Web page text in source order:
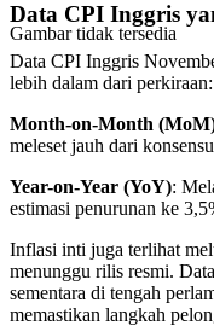
Gambar tidak tersedia
Data CPI Inggris
Data CPI Inggris
lebih dalam dari perkiraan:
Month-on-Month
meleset jauh dari
Year-on-Year (YoY):
estimasi penurunan ke
Inflasi inti juga terlihat
menunggu rilis resmi.
sementara di tengah
memastikan langkah